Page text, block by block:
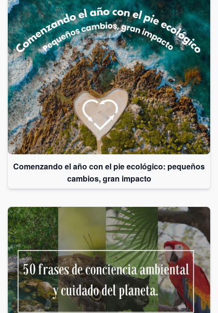
Comenzando el año con el pie ecológico: pequeños
cambios, gran impacto